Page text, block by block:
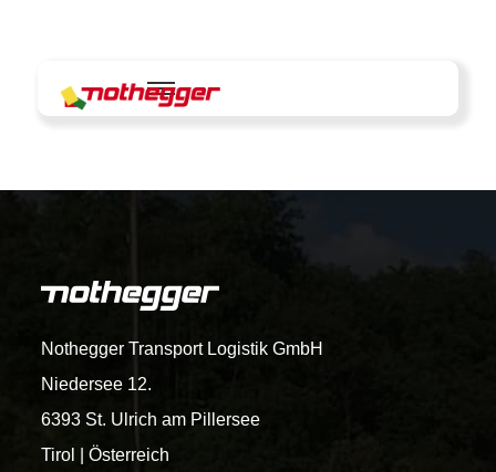
Nothegger Transport Logistik GmbH
Niedersee 12.
6393 St. Ulrich am Pillersee
Tirol | Österreich